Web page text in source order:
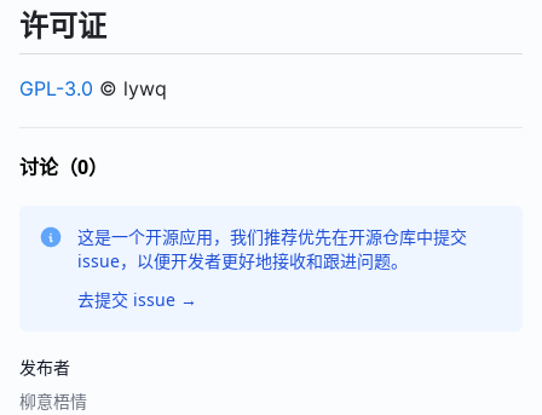
发布者
柳意梧情
许可证
GPL-3.0 © lywq
讨论（0）
这是一个开源应用，我们推荐优先在开源仓库中提交
issue，以便开发者更好地接收和跟进问题。
去提交 issue →